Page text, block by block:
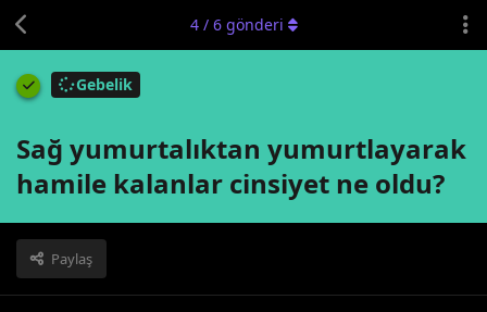
Gebelik
Sağ yumurtalıktan yumurtlayarak
hamile kalanlar cinsiyet ne oldu?
Paylaş
4/ 6gönderi